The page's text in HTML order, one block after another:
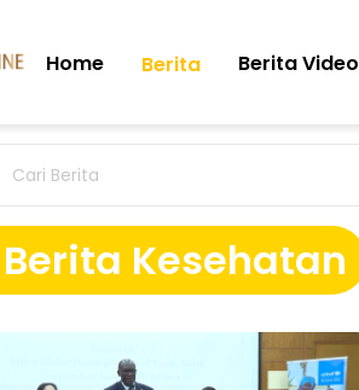
Home Berita Berita Video
Berita Kesehatan